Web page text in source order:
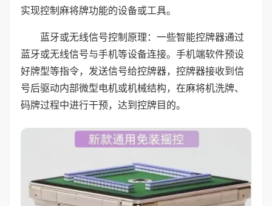
实现控制麻将牌功能的设备或工具。
蓝牙或无线信号控制原理：一些智能控牌器通过
蓝牙或无线信号与手机等设备连接。手机端软件预设
好牌型等指令，发送信号给控牌器，控牌器接收到信
号后驱动内部微型电机或机械结构，在麻将机洗牌、
码牌过程中进行干预，达到控牌目的。